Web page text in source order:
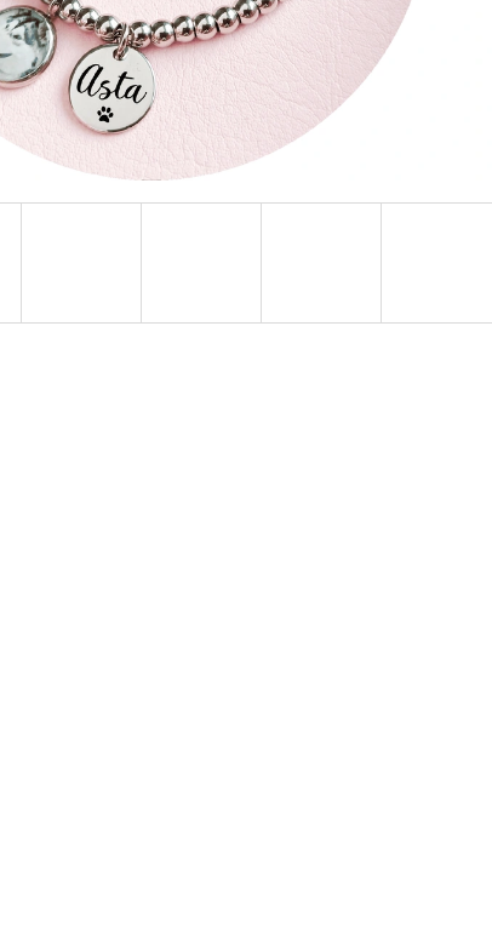
- ZLATÁ
OCELOVÝ ŘETÍZEK TLAPKA
GRAVÍROVÁNÍM JMÉNA
570 Kč